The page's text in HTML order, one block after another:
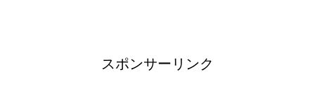
スポンサーリンク